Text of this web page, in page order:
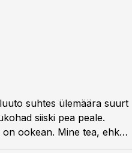
suhtes ülemäära suurt
siiski pea peale.
ookean. Mine tea, ehk